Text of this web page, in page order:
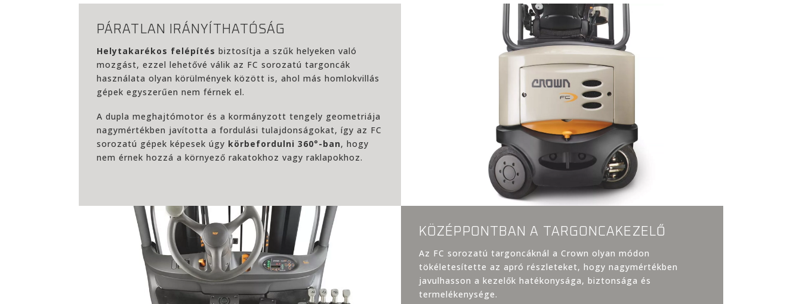
PÁRATLAN IRÁNYÍTHATÓSÁG
Helytakarékos felépítés biztosítja a szűk helyeken való
mozgást, ezzel lehetővé válik az FC sorozatú targoncák
használata olyan körülmények között is, ahol más homlokvillás
gépek egyszerűen nem férnek el.
A dupla meghajtómotor és a kormányzott tengely geometriája
nagymértékben javította a fordulási tulajdonságokat, így az FC
sorozatú gépek képesek úgy körbefordulni 360°-ban, hogy
nem érnek hozzá a környező rakatokhoz vagy raklapokhoz.
KÖZÉPPONTBAN A TARGONCAKEZELŐ
Az FC sorozatú targoncáknál a Crown olyan módon
tökéletesítette az apró részleteket, hogy nagymértékben
javulhasson a kezelők hatékonysága, biztonsága és
termelékenysége.